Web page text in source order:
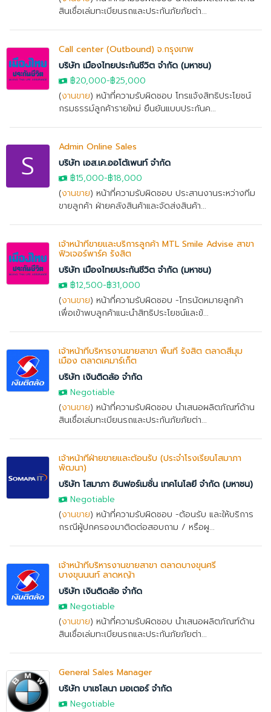
สินเชื่อเล่มทะเบียนรถและประกันภัยภัยต่า...
Call center (Outbound) จ.กรุงเทพ
บริษัท เมืองไทยประกันชีวิต จำกัด (มหาชน)
฿20,000-฿25,000
(งานขาย) หน้าที่ความรับผิดชอบ โทรแจ้งสิทธิประโยชน์
กรมธรรม์ลูกค้ารายใหม่ ยืนยันแบบประกันค...
S
Admin Online Sales
บริษัท เอส.เค.ออโต้เพนท์ จำกัด
฿15,000-฿18,000
(งานขาย) หน้าที่ความรับผิดชอบ ประสานงานระหว่างทีม
ขายลูกค้า ฝ่ายคลังสินค้าและจัดส่งสินค้า...
เจ้าหน้าที่ขายและบริการลูกค้า MTL Smile Advise สาขา
ฟิวเจอร์พาร์ค รังสิต
บริษัท เมืองไทยประกันชีวิต จำกัด (มหาชน)
฿12,500-฿31,000
(งานขาย) หน้าที่ความรับผิดชอบ -โทรนัดหมายลูกค้า
เพื่อเข้าพบลูกค้าแนะนำสิทธิประโยชน์และข้...
เจ้าหน้าที่บริหารงานขายสาขา พื้นที่ รังสิต ตลาดสี่มุม
เมือง ตลาดเคมาร์เก็ต
บริษัท เงินติดล้อ จำกัด
Negotiable
(งานขาย) หน้าที่ความรับผิดชอบ นำเสนอผลิตภัณฑ์ด้าน
สินเชื่อเล่มทะเบียนรถและประกันภัยภัยต่า...
เจ้าหน้าที่ฝ่ายขายและต้อนรับ (ประจำโรงเรียนโสมาภา
พัฒนา)
บริษัท โสมาภา อินฟอร์เมชั่น เทคโนโลยี จำกัด (มหาชน)
Negotiable
(งานขาย) หน้าที่ความรับผิดชอบ -ต้อนรับ และให้บริการ
กรณีผู้ปกครองมาติดต่อสอบถาม / หรือผู...
เจ้าหน้าที่บริหารงานขายสาขา ตลาดบางขุนศรี
บางขุนนนท์ ลาดหญ้า
บริษัท เงินติดล้อ จำกัด
Negotiable
(งานขาย) หน้าที่ความรับผิดชอบ นำเสนอผลิตภัณฑ์ด้าน
สินเชื่อเล่มทะเบียนรถและประกันภัยภัยต่า...
General Sales Manager
บริษัท บาเซโลนา มอเตอร์ จำกัด
Negotiable